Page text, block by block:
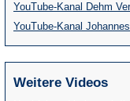
YouTube-Kanal Dehm
YouTube-Kanal
Weitere Videos